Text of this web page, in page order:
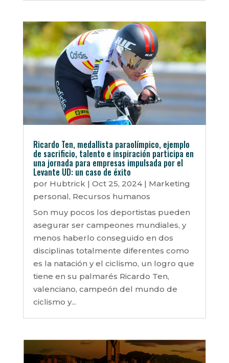
Ricardo Ten, medallista paraolímpico, ejemplo
de sacrificio, talento e inspiración participa en
una jornada para empresas impulsada por el
Levante UD: un caso de éxito
por Hubtrick| Oct 25, 2024| Marketing
personal, Recursos humanos
Son muy pocos los deportistas pueden
asegurar ser campeones mundiales, y
menos haberlo conseguido en dos
disciplinas totalmente diferentes como
es la natación y el ciclismo, un logro que
tiene en su palmarés Ricardo Ten,
valenciano, campeón del mundo de
ciclismo y...